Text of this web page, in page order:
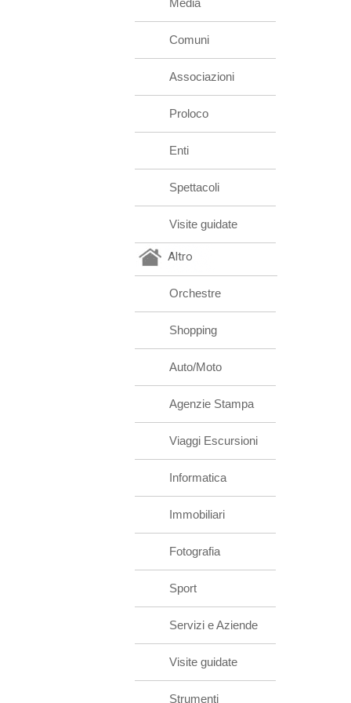
Media
Comuni
Associazioni
Proloco
Enti
Spettacoli
Visite guidate
Altro
Orchestre
Shopping
Auto/Moto
Agenzie Stampa
Viaggi Escursioni
Informatica
Immobiliari
Fotografia
Sport
Servizi e Aziende
Visite guidate
Strumenti